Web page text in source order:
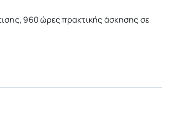
960 ώρες πρακτικής άσκησης σε